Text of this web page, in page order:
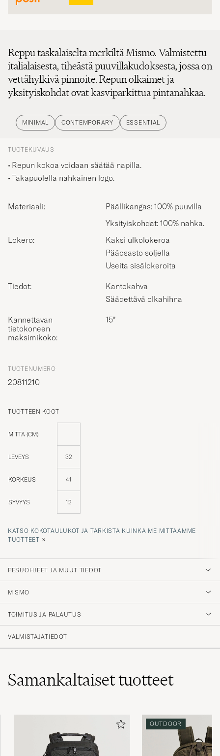
Reppu taskalaiselta merkiltä Mismo. Valmistettu
italialaisesta, tiheästä puuvillakudoksesta, jossa on
vettähylkivä pinnoite. Repun olkaimet ja
yksityiskohdat ovat kasviparkittua pintanahkaa.
MINIMAL CONTEMPORARY ESSENTIAL
TUOTEKUVAUS
Repun kokoa voidaan säätää napilla.
Takapuolella nahkainen logo.
Materiaali:
Päällikangas: 100% puuvilla
Yksityiskohdat: 100% nahka.
Lokero:
Kaksi ulkolokeroa
Pääosasto soljella
Useita sisälokeroita
Tiedot:
Kantokahva
Säädettävä olkahihna
Kannettavan
tietokoneen
maksimikoko:
15”
TUOTENUMERO
20811210
TUOTTEEN KOOT
MITTA (CM)
LEVEYS 32
KORKEUS 41
SYVYYS 12
KATSO KOKOTAULUKOT JA TARKISTA KUINKA ME MITTAAMME
TUOTTEET »
PESUOHJEET JA MUUT TIEDOT
MISMO
TOIMITUS JA PALAUTUS
VALMISTAJATIEDOT
Samankaltaisettuotteet
OUTDOOR